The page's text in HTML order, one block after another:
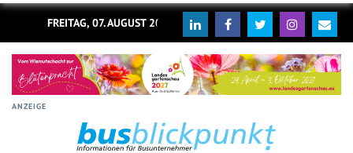
FREITAG, 07. AUGUST 2026
ANZEIGE